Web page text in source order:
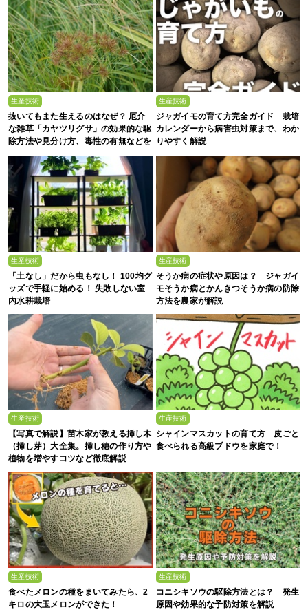
生産技術
抜いてもまた生えるのはなぜ？ 厄介
な雑草「カヤツリグサ」の効果的な駆
除方法や見分け方、毒性の有無などを
農家が解説
生産技術
ジャガイモの育て方完全ガイド 栽培
カレンダーから病害虫対策まで、わか
りやすく解説
生産技術
「土なし」だから虫もなし！ 100均グ
ッズで手軽に始める！ 失敗しない室
内水耕栽培
生産技術
そうか病の症状や原因は？ ジャガイ
モそうか病とかんきつそうか病の防除
方法を農家が解説
生産技術
【写真で解説】苗木家が教える挿し木
（挿し芽）大全集。挿し穂の作り方や
植物を増やすコツなど徹底解説
生産技術
シャインマスカットの育て方 皮ごと
食べられる高級ブドウを家庭で！
生産技術
食べたメロンの種をまいてみたら、2
キロの大玉メロンができた！
生産技術
コニシキソウの駆除方法とは？ 発生
原因や効果的な予防対策を解説